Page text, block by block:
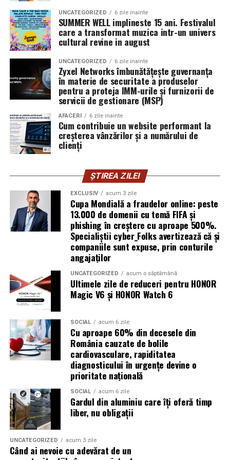
„Echipa noastră de cybersecurity monitorizează activ
vulnerabilitățile și intervine proactiv la nivelul
infrastructurii, de la filtrarea traficului malițios până la
izolarea site-urilor compromise. Dar phishingul nu
exploatează doar serverele, ci mai ales oamenii. Niciun
furnizor de hosting nu poate opri un utilizator să își
introducă parola pe o pagină clonată. În acel moment,
vigilența utilizatorului rămâne prima linie de apărare”,
explică Horațiu Șimon, Chief Technology Officer
cyber_Folks România.
Subiectul a fost semnalat și de FBI, care a inclus în
informările din ultima lună amenințările asociate
operațiuni de dezinformare.
Avertismentele publice s-au concentrat în principal
asupra fanilor și infrastructurii orașelor gazdă, însă
specialiștii atrag atenția că firmele pot fi afectate
inclusiv atunci când nu au nicio legătură directă cu
industria sportului, turismului sau vânzarea de bilete.
Atacurile sunt mai eficiente în contextul
evenimentelor globale
Campaniile de phishing asociate evenimentelor
importante profită de interesul public ridicat, de
presiunea timpului și de teama utilizatorilor că ar putea
pierde o ofertă sau o oportunitate. Mesajele care anunță
ultimele bilete disponibile, acces limitat la o transmisie
sau câștigarea unui premiu pot determina utilizatorii să
reacționeze înainte de a verifica sursa.
Turneul se încheie pe 19 iulie, iar specialiștii anticipează
o intensificare a activității frauduloase în perioada
finalei. Printre cele mai utilizate pretexte se numără
transmisiunile pirat, biletele revândute, pariurile,
tombolele, concursurile și falsele oferte de călătorie.
bucurându-se de jocuri distractive și creând amintiri
unice.
UNCATEGORIZED 6 zile inainte
SUMMER WELL implineste 15 ani. Festivalul
care a transformat muzica intr-un univers
cultural revine in august
UNCATEGORIZED 6 zile inainte
Zyxel Networks îmbunătățește guvernanța
în materie de securitate a produselor
pentru a proteja IMM-urile și furnizorii de
servicii de gestionare (MSP)
AFACERI 6 zile inainte
Cum contribuie un website performant la
creșterea vânzărilor și a numărului de
clienți
ȘTIREA ZILEI
EXCLUSIV acum 3 zile
Cupa Mondială a fraudelor online: peste
13.000 de domenii cu temă FIFA și
phishing în creștere cu aproape 500%.
Specialiștii cyber_Folks avertizează că și
companiile sunt expuse, prin conturile
angajaților
UNCATEGORIZED acum o săptămână
Ultimele zile de reduceri pentru HONOR
Magic V6 și HONOR Watch 6
SOCIAL acum 6 zile
Cu aproape 60% din decesele din
România cauzate de bolile
cardiovasculare, rapiditatea
diagnosticului în urgențe devine o
prioritate națională
SOCIAL acum 6 zile
Gardul din aluminiu care îți oferă timp
liber, nu obligații
UNCATEGORIZED acum 3 zile
Când ai nevoie cu adevărat de un